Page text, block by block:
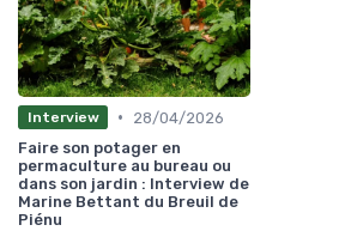
Interview •
28/04/2026
Faire son potager en
permaculture au bureau ou
dans son jardin : Interview de
Marine Bettant du Breuil de
Piénu